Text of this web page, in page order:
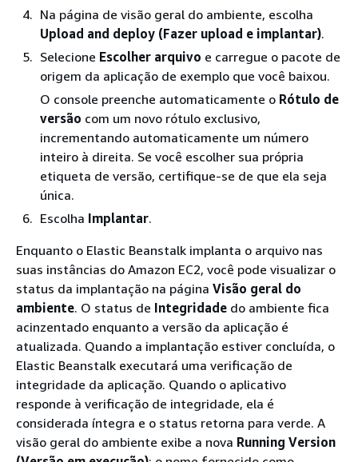
Na página de visão geral do ambiente, escolha
Upload and deploy (Fazer upload e implantar).
Selecione Escolher arquivo e carregue o pacote de
origem da aplicação de exemplo que você baixou.
O console preenche automaticamente o Rótulo de
versão com um novo rótulo exclusivo,
incrementando automaticamente um número
inteiro à direita. Se você escolher sua própria
etiqueta de versão, certifique-se de que ela seja
única.
Escolha Implantar.
Enquanto o Elastic Beanstalk implanta o arquivo nas
suas instâncias do Amazon EC2, você pode visualizar o
status da implantação na página Visão geral do
ambiente. O status de Integridade do ambiente fica
acinzentado enquanto a versão da aplicação é
atualizada. Quando a implantação estiver concluída, o
Elastic Beanstalk executará uma verificação de
integridade da aplicação. Quando o aplicativo
responde à verificação de integridade, ela é
considerada íntegra e o status retorna para verde. A
visão geral do ambiente exibe a nova Running Version